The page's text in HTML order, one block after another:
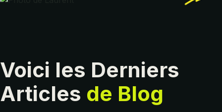
Voici les Derniers
Articles de Blog